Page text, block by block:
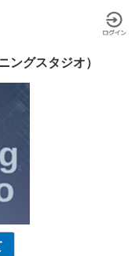
グスタジオ）